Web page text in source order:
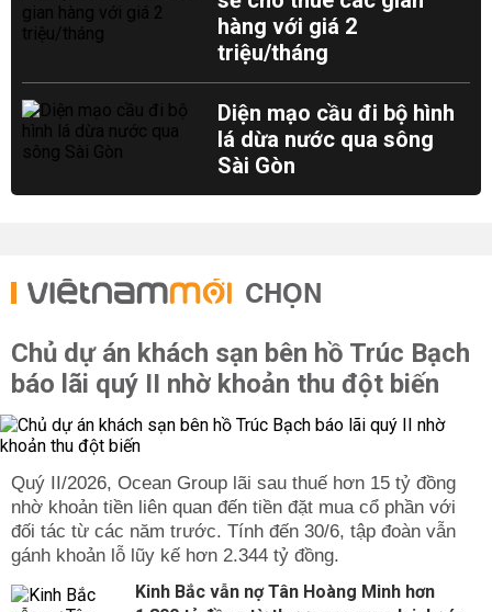
hàng với giá 2
triệu/tháng
Diện mạo cầu đi bộ hình
lá dừa nước qua sông
Sài Gòn
CHỌN
Chủ dự án khách sạn bên hồ Trúc Bạch
báo lãi quý II nhờ khoản thu đột biến
Quý II/2026, Ocean Group lãi sau thuế hơn 15 tỷ đồng
nhờ khoản tiền liên quan đến tiền đặt mua cổ phần với
đối tác từ các năm trước. Tính đến 30/6, tập đoàn vẫn
gánh khoản lỗ lũy kế hơn 2.344 tỷ đồng.
Kinh Bắc vẫn nợ Tân Hoàng Minh hơn